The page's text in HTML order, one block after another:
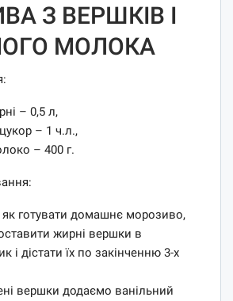
З ВЕРШКІВ І
МОЛОКА
– 0,5 л,
– 1 ч.л.,
– 400 г.
готувати домашнє морозиво,
жирні вершки в
і дістати їх по закінченню 3-х
вершки додаємо ванільний